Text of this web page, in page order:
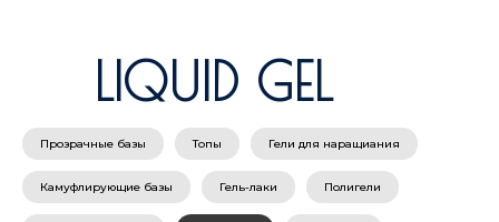
LIQUID GEL
Прозрачные базы Топы Гели для наращиания
Камуфлирующие базы Гель-лаки Полигели